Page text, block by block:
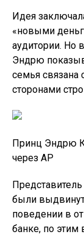
Идея
«новыми
аудитории. Но
Эндрю
семья
сторонами
Принц Эндрю
через AP
Представитель
были
поведении в
банке, по